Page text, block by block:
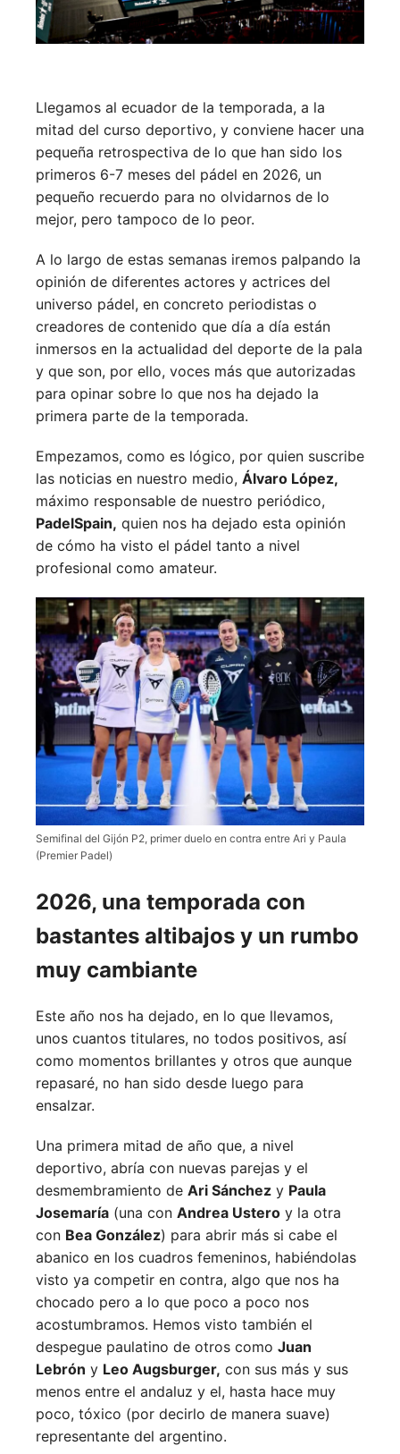
Llegamos al ecuador de la temporada, a la
mitad del curso deportivo, y conviene hacer una
pequeña retrospectiva de lo que han sido los
primeros 6-7 meses del pádel en 2026, un
pequeño recuerdo para no olvidarnos de lo
mejor, pero tampoco de lo peor.
A lo largo de estas semanas iremos palpando la
opinión de diferentes actores y actrices del
universo pádel, en concreto periodistas o
creadores de contenido que día a día están
inmersos en la actualidad del deporte de la pala
y que son, por ello, voces más que autorizadas
para opinar sobre lo que nos ha dejado la
primera parte de la temporada.
Empezamos, como es lógico, por quien suscribe
las noticias en nuestro medio, Álvaro López,
máximo responsable de nuestro periódico,
PadelSpain, quien nos ha dejado esta opinión
de cómo ha visto el pádel tanto a nivel
profesional como amateur.
Semifinal del Gijón P2, primer duelo en contra entre Ari y Paula
(Premier Padel)
2026, una temporada con
bastantes altibajos y un rumbo
muy cambiante
Este año nos ha dejado, en lo que llevamos,
unos cuantos titulares, no todos positivos, así
como momentos brillantes y otros que aunque
repasaré, no han sido desde luego para
ensalzar.
Una primera mitad de año que, a nivel
deportivo, abría con nuevas parejas y el
desmembramiento de Ari Sánchez y Paula
Josemaría (una con Andrea Ustero y la otra
con Bea González) para abrir más si cabe el
abanico en los cuadros femeninos, habiéndolas
visto ya competir en contra, algo que nos ha
chocado pero a lo que poco a poco nos
acostumbramos. Hemos visto también el
despegue paulatino de otros como Juan
Lebrón y Leo Augsburger, con sus más y sus
menos entre el andaluz y el, hasta hace muy
poco, tóxico (por decirlo de manera suave)
representante del argentino.